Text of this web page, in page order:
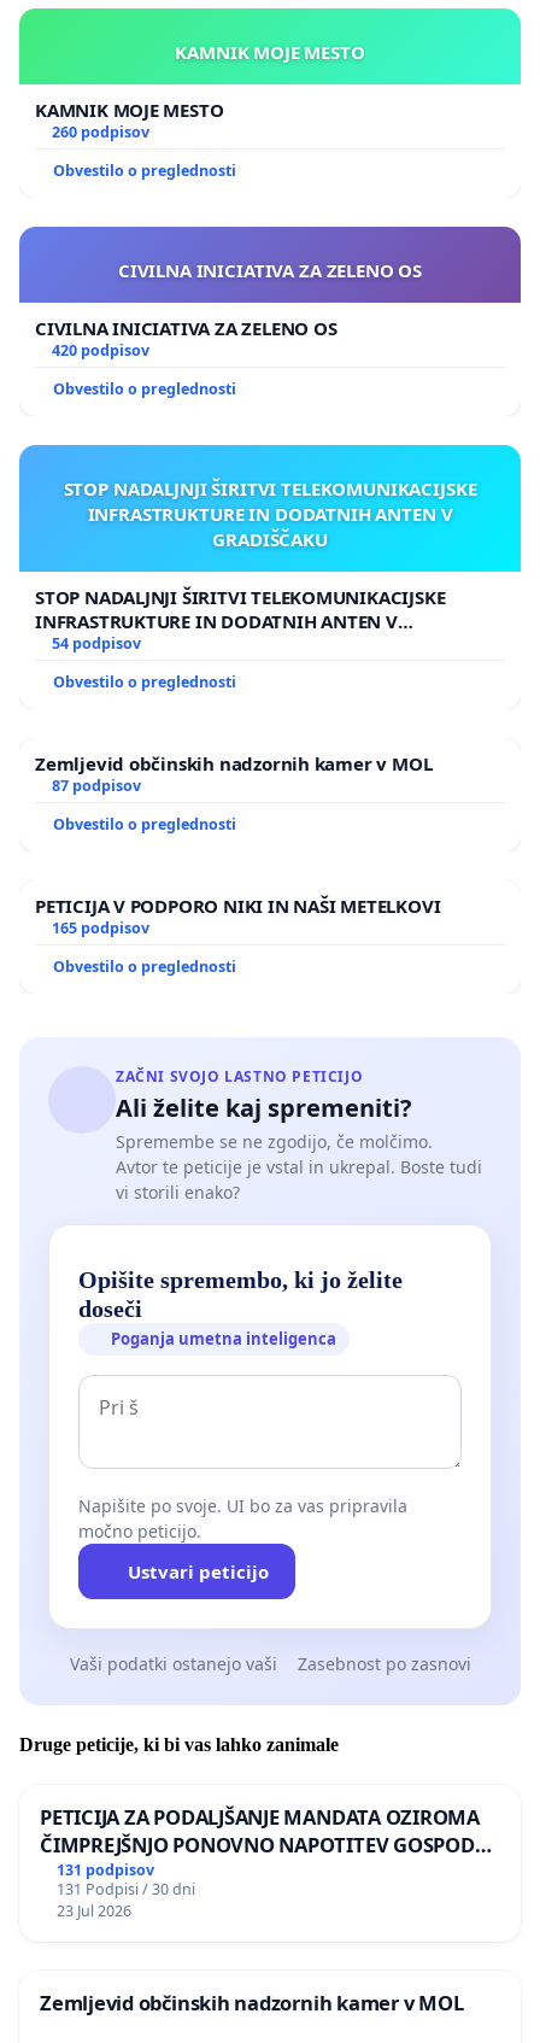
KAMNIK MOJE MESTO
KAMNIK MOJE MESTO
260 podpisov
Obvestilo o preglednosti
CIVILNA INICIATIVA ZA ZELENO OS
CIVILNA INICIATIVA ZA ZELENO OS
420 podpisov
Obvestilo o preglednosti
STOP NADALJNJI ŠIRITVI TELEKOMUNIKACIJSKE
INFRASTRUKTURE IN DODATNIH ANTEN V
GRADIŠČAKU
STOP NADALJNJI ŠIRITVI TELEKOMUNIKACIJSKE
INFRASTRUKTURE IN DODATNIH ANTEN V
GRADIŠČAKU
54 podpisov
Obvestilo o preglednosti
Zemljevid občinskih nadzornih kamer v MOL
87 podpisov
Obvestilo o preglednosti
PETICIJA V PODPORO NIKI IN NAŠI METELKOVI
165 podpisov
Obvestilo o preglednosti
ZAČNI SVOJO LASTNO PETICIJO
Ali želite kaj spremeniti?
Spremembe se ne zgodijo, če molčimo.
Avtor te peticije je vstal in ukrepal. Boste tudi
vi storili enako?
Opišite spremembo, ki jo želite
doseči
Poganja umetna inteligenca
Napišite po svoje. UI bo za vas pripravila
močno peticijo.
Ustvari peticijo
Vaši podatki ostanejo vaši Zasebnost po zasnovi
Druge peticije, ki bi vas lahko zanimale
PETICIJA ZA PODALJŠANJE MANDATA OZIROMA
ČIMPREJŠNJO PONOVNO NAPOTITEV GOSPODA
BERNARDA ŠRAJNERJA NA VELEPOSLANIŠTVO
REPUBLIKE SLOVENIJE V MOSKVI
131 podpisov
131 Podpisi / 30 dni
23 Jul 2026
Zemljevid občinskih nadzornih kamer v MOL